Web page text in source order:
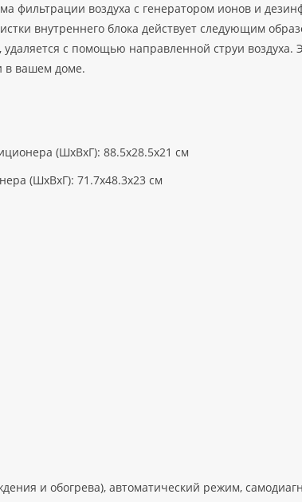
фильтрации воздуха с генератором ионов и
внутреннего блока действует следующим
с помощью направленной струи
в вашем доме.
(ШxВxГ): 88.5x28.5x21 см
(ШxВxГ): 71.7x48.3x23 см
и обогрева), автоматический режим,